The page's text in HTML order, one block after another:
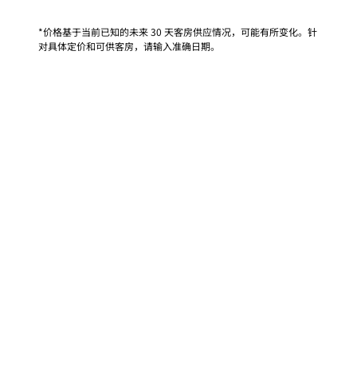
*价格基于当前已知的未来 30 天客房供应情况，可能有所变化。针
对具体定价和可供客房，请输入准确日期。